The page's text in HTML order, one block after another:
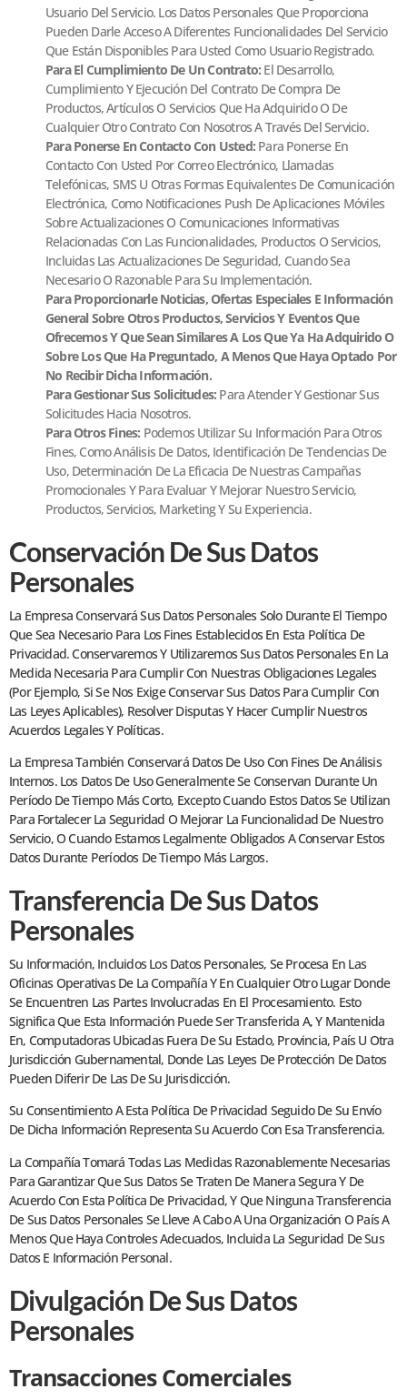
Usuario Del Servicio. Los Datos Personales Que Proporciona
Pueden Darle Acceso A Diferentes Funcionalidades Del Servicio
Que Están Disponibles Para Usted Como Usuario Registrado.
Para El Cumplimiento De Un Contrato: El Desarrollo,
Cumplimiento Y Ejecución Del Contrato De Compra De
Productos, Artículos O Servicios Que Ha Adquirido O De
Cualquier Otro Contrato Con Nosotros A Través Del Servicio.
Para Ponerse En Contacto Con Usted: Para Ponerse En
Contacto Con Usted Por Correo Electrónico, Llamadas
Telefónicas, SMS U Otras Formas Equivalentes De Comunicación
Electrónica, Como Notificaciones Push De Aplicaciones Móviles
Sobre Actualizaciones O Comunicaciones Informativas
Relacionadas Con Las Funcionalidades, Productos O Servicios,
Incluidas Las Actualizaciones De Seguridad, Cuando Sea
Necesario O Razonable Para Su Implementación.
Para Proporcionarle Noticias, Ofertas Especiales E Información
General Sobre Otros Productos, Servicios Y Eventos Que
Ofrecemos Y Que Sean Similares A Los Que Ya Ha Adquirido O
Sobre Los Que Ha Preguntado, A Menos Que Haya Optado Por
No Recibir Dicha Información.
Para Gestionar Sus Solicitudes: Para Atender Y Gestionar Sus
Solicitudes Hacia Nosotros.
Para Otros Fines: Podemos Utilizar Su Información Para Otros
Fines, Como Análisis De Datos, Identificación De Tendencias De
Uso, Determinación De La Eficacia De Nuestras Campañas
Promocionales Y Para Evaluar Y Mejorar Nuestro Servicio,
Productos, Servicios, Marketing Y Su Experiencia.
Conservación De Sus Datos
Personales
La Empresa Conservará Sus Datos Personales Solo Durante El Tiempo
Que Sea Necesario Para Los Fines Establecidos En Esta Política De
Privacidad. Conservaremos Y Utilizaremos Sus Datos Personales En La
Medida Necesaria Para Cumplir Con Nuestras Obligaciones Legales
(por Ejemplo, Si Se Nos Exige Conservar Sus Datos Para Cumplir Con
Las Leyes Aplicables), Resolver Disputas Y Hacer Cumplir Nuestros
Acuerdos Legales Y Políticas.
La Empresa También Conservará Datos De Uso Con Fines De Análisis
Internos. Los Datos De Uso Generalmente Se Conservan Durante Un
Período De Tiempo Más Corto, Excepto Cuando Estos Datos Se Utilizan
Para Fortalecer La Seguridad O Mejorar La Funcionalidad De Nuestro
Servicio, O Cuando Estamos Legalmente Obligados A Conservar Estos
Datos Durante Períodos De Tiempo Más Largos.
Transferencia De Sus Datos
Personales
Su Información, Incluidos Los Datos Personales, Se Procesa En Las
Oficinas Operativas De La Compañía Y En Cualquier Otro Lugar Donde
Se Encuentren Las Partes Involucradas En El Procesamiento. Esto
Significa Que Esta Información Puede Ser Transferida A, Y Mantenida
En, Computadoras Ubicadas Fuera De Su Estado, Provincia, País U Otra
Jurisdicción Gubernamental, Donde Las Leyes De Protección De Datos
Pueden Diferir De Las De Su Jurisdicción.
Su Consentimiento A Esta Política De Privacidad Seguido De Su Envío
De Dicha Información Representa Su Acuerdo Con Esa Transferencia.
La Compañía Tomará Todas Las Medidas Razonablemente Necesarias
Para Garantizar Que Sus Datos Se Traten De Manera Segura Y De
Acuerdo Con Esta Política De Privacidad, Y Que Ninguna Transferencia
De Sus Datos Personales Se Lleve A Cabo A Una Organización O País A
Menos Que Haya Controles Adecuados, Incluida La Seguridad De Sus
Datos E Información Personal.
Divulgación De Sus Datos
Personales
Transacciones Comerciales